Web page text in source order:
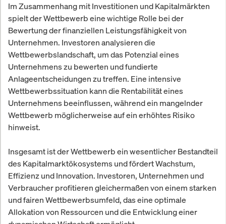
Im Zusammenhang mit Investitionen und Kapitalmärkten
spielt der Wettbewerb eine wichtige Rolle bei der
Bewertung der finanziellen Leistungsfähigkeit von
Unternehmen. Investoren analysieren die
Wettbewerbslandschaft, um das Potenzial eines
Unternehmens zu bewerten und fundierte
Anlageentscheidungen zu treffen. Eine intensive
Wettbewerbssituation kann die Rentabilität eines
Unternehmens beeinflussen, während ein mangelnder
Wettbewerb möglicherweise auf ein erhöhtes Risiko
hinweist.
Insgesamt ist der Wettbewerb ein wesentlicher Bestandteil
des Kapitalmarktökosystems und fördert Wachstum,
Effizienz und Innovation. Investoren, Unternehmen und
Verbraucher profitieren gleichermaßen von einem starken
und fairen Wettbewerbsumfeld, das eine optimale
Allokation von Ressourcen und die Entwicklung einer